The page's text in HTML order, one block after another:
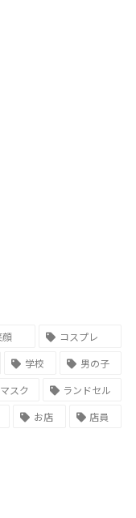
顔
コスプレ
学校
男の子
マスク
ランドセル
お店 店員